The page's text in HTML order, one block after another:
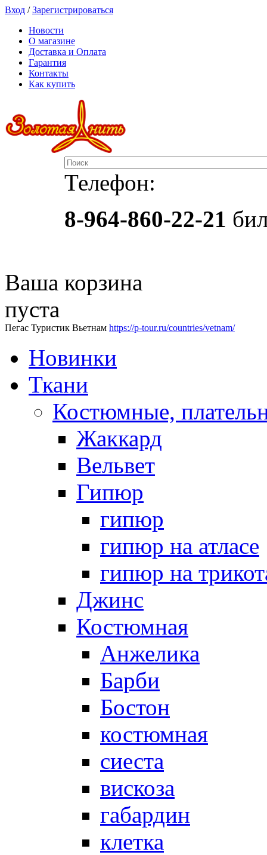
Вход /Зарегистрироваться
Новости
О магазине
Доставка и Оплата
Гарантия
Контакты
Как купить
Телефон:
8-964-860-22-21
Ваша корзина
пуста
Пегас Туристик Вьетнам https://p-tour.ru/countries/vetnam/
Новинки
Ткани
Костюмные,
Жаккард
Вельвет
Гипюр
гипюр
гипюр на атласе
гипюр на
Джинс
Костюмная
Анжелика
Барби
Бостон
костюмная
сиеста
вискоза
габардин
клетка